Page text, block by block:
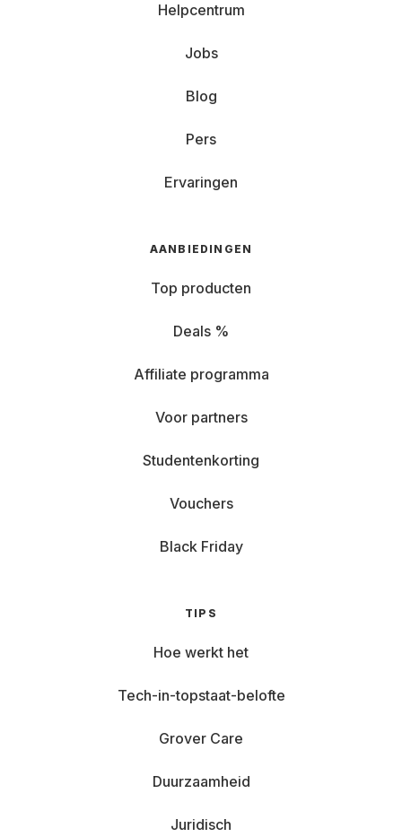
Helpcentrum
Jobs
Blog
Pers
Ervaringen
AANBIEDINGEN
Top producten
Deals %
Affiliate programma
Voor partners
Studentenkorting
Vouchers
Black Friday
TIPS
Hoe werkt het
Tech-in-topstaat-belofte
Grover Care
Duurzaamheid
Juridisch